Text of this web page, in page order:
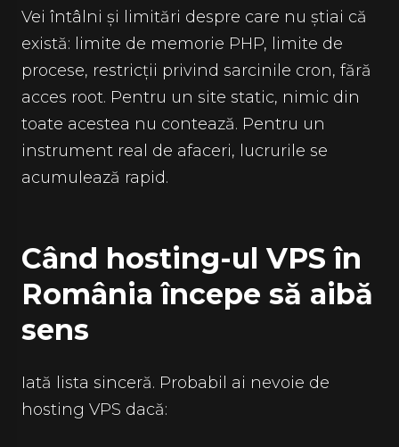
Vei întâlni și limitări despre care nu știai că
există: limite de memorie PHP, limite de
procese, restricții privind sarcinile cron, fără
acces root. Pentru un site static, nimic din
toate acestea nu contează. Pentru un
instrument real de afaceri, lucrurile se
acumulează rapid.
Când hosting-ul VPS în
România începe să aibă
sens
Iată lista sinceră. Probabil ai nevoie de
hosting VPS dacă: